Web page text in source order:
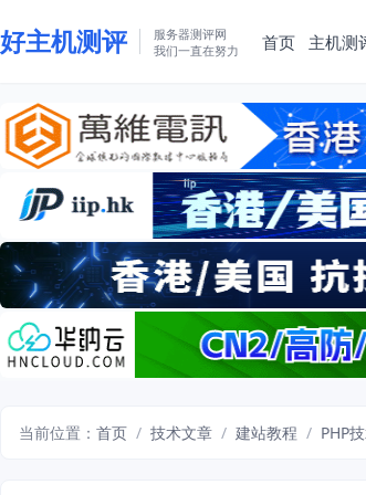
好主机测评
服务器测评网
我们一直在努力
首页 主机测
当前位置： 首页 / 技术文章 / 建站教程 / PHP